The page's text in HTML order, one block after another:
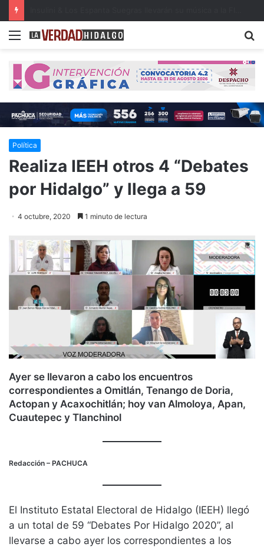
Menu
Política
Realiza IEEH otros 4 “Debates
por Hidalgo” y llega a 59
4 octubre, 2020 1 minuto de lectura
Ayer se llevaron a cabo los encuentros
correspondientes a Omitlán, Tenango de Doria,
Actopan y Acaxochitlán; hoy van Almoloya, Apan,
Cuautepec y Tlanchinol
Redacción – PACHUCA
El Instituto Estatal Electoral de Hidalgo (IEEH) llegó
a un total de 59 “Debates Por Hidalgo 2020”, al
llevarse a cabo ayer los correspondientes a los